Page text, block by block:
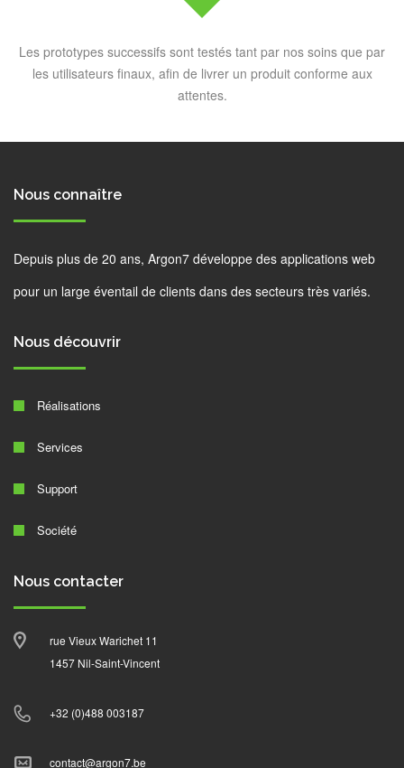
Les prototypes successifs sont testés tant par nos soins que par
les utilisateurs finaux, afin de livrer un produit conforme aux
attentes.
Nous connaître
Depuis plus de 20 ans, Argon7 développe des applications web
pour un large éventail de clients dans des secteurs très variés.
Nous découvrir
Réalisations
Services
Support
Société
Nous contacter
rue Vieux Warichet 11
1457 Nil-Saint-Vincent
+32 (0)488 003187
contact@argon7.be